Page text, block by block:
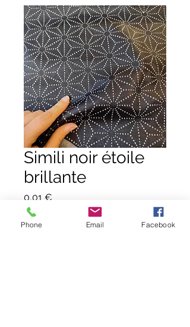
Simili noir étoile
brillante
0,01 €
Quantité
Phone Email Facebook